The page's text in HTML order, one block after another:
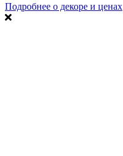
Подробнее о декоре и ценах